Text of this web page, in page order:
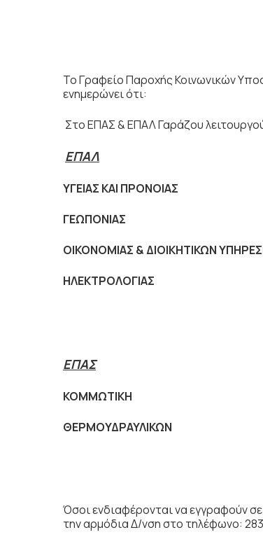
Το Γραφείο Παροχής Κοινωνικών
ενημερώνει ότι:
Στο ΕΠΑΣ & ΕΠΑΛ Γαράζου
ΕΠΑΛ
ΥΓΕΙΑΣ ΚΑΙ ΠΡΟΝΟΙΑΣ
ΓΕΩΠΟΝΙΑΣ
ΟΙΚΟΝΟΜΙΑΣ & ΔΙΟΙΚΗΤΙΚΩΝ
ΗΛΕΚΤΡΟΛΟΓΙΑΣ
ΕΠΑΣ
ΚΟΜΜΩΤΙΚΗ
ΘΕΡΜΟΥΔΡΑΥΛΙΚΩΝ
Όσοι ενδιαφέρονται να εγγραφούν
την αρμόδια Δ/νση στο τηλέφωνο: